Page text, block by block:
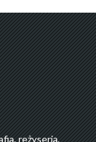
reżyseria,